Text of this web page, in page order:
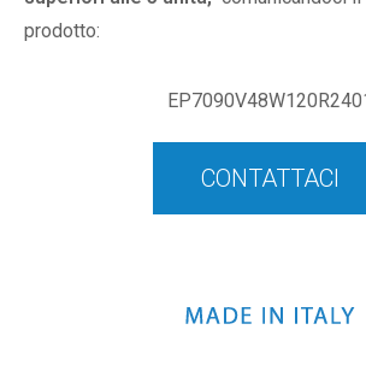
prodotto:
CONTATTACI